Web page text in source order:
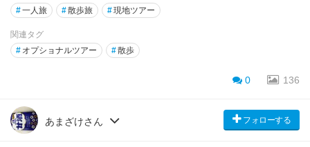
#一人旅 #散歩旅 #現地ツアー
関連タグ
# オプショナルツアー #散歩
0 136
あまざけさん フォローする